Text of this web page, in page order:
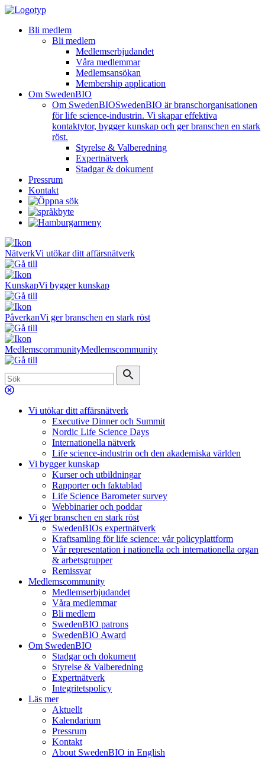
Bli medlem
Bli medlem
Medlemserbjudandet
Våra medlemmar
Medlemsansökan
Membership application
Om SwedenBIO
Om SwedenBIOSwedenBIO är branschorganisationen
för life science-industrin. Vi skapar effektiva
kontaktytor, bygger kunskap och ger branschen en stark
röst.
Styrelse & Valberedning
Expertnätverk
Stadgar & dokument
Pressrum
Kontakt
NätverkVi utökar ditt affärsnätverk
KunskapVi bygger kunskap
PåverkanVi ger branschen en stark röst
MedlemscommunityMedlemscommunity
Vi utökar ditt affärsnätverk
Executive Dinner och Summit
Nordic Life Science Days
Internationella nätverk
Life science-industrin och den akademiska världen
Vi bygger kunskap
Kurser och utbildningar
Rapporter och faktablad
Life Science Barometer survey
Webbinarier och poddar
Vi ger branschen en stark röst
SwedenBIOs expertnätverk
Kraftsamling för life science: vår policyplattform
Vår representation i nationella och internationella organ
& arbetsgrupper
Remissvar
Medlemscommunity
Medlemserbjudandet
Våra medlemmar
Bli medlem
SwedenBIO patrons
SwedenBIO Award
Om SwedenBIO
Stadgar och dokument
Styrelse & Valberedning
Expertnätverk
Integritetspolicy
Läs mer
Aktuellt
Kalendarium
Pressrum
Kontakt
About SwedenBIO in English